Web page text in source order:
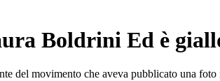
Boldrini Ed è
del movimento che aveva pubblicato una